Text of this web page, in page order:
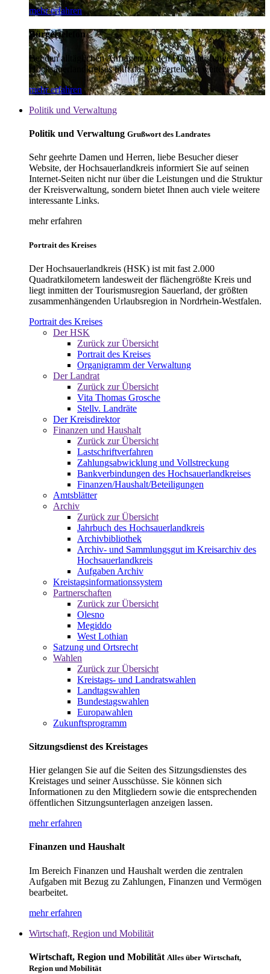
mehr erfahren
Bürgertelefon
Bei den alltäglichen Anfragen zu den Dienstleistungen des
Hochsauerlandkreises hilft das Bürgertelefon weiter.
mehr erfahren
Politik und Verwaltung
Politik und Verwaltung Grußwort des Landrates
Sehr geehrte Damen und Herren, liebe Besucher dieser
Website, der Hochsauerlandkreis informiert Sie auf seinen
Internet-Seiten nicht nur über die Leistungen und die Struktur
der Kreisverwaltung, sondern bietet Ihnen auch viele weitere
interessante Links.
mehr erfahren
Portrait des Kreises
Der Hochsauerlandkreis (HSK) ist mit fast 2.000
Quadratkilometern landesweit der flächengrößte Kreis und
liegt inmitten der Tourismusregion Sauerland, der größten
zusammenhängenden Urlaubsregion in Nordrhein-Westfalen.
Portrait des Kreises
Der HSK
Zurück zur Übersicht
Portrait des Kreises
Organigramm der Verwaltung
Der Landrat
Zurück zur Übersicht
Vita Thomas Grosche
Stellv. Landräte
Der Kreisdirektor
Finanzen und Haushalt
Zurück zur Übersicht
Lastschriftverfahren
Zahlungsabwicklung und Vollstreckung
Bankverbindungen des Hochsauerlandkreises
Finanzen/Haushalt/Beteiligungen
Amtsblätter
Archiv
Zurück zur Übersicht
Jahrbuch des Hochsauerlandkreis
Archivbibliothek
Archiv- und Sammlungsgut im Kreisarchiv des
Hochsauerlandkreis
Aufgaben Archiv
Kreistagsinformationssystem
Partnerschaften
Zurück zur Übersicht
Olesno
Megiddo
West Lothian
Satzung und Ortsrecht
Wahlen
Zurück zur Übersicht
Kreistags- und Landratswahlen
Landtagswahlen
Bundestagswahlen
Europawahlen
Zukunftsprogramm
Sitzungsdienst des Kreistages
Hier gelangen Sie auf die Seiten des Sitzungsdienstes des
Kreistages und seiner Ausschüsse. Sie können sich
Informationen zu den Mitgliedern sowie die entsprechenden
öffentlichen Sitzungsunterlagen anzeigen lassen.
mehr erfahren
Finanzen und Haushalt
Im Bereich Finanzen und Haushalt werden die zentralen
Aufgaben mit Bezug zu Zahlungen, Finanzen und Vermögen
bearbeitet.
mehr erfahren
Wirtschaft, Region und Mobilität
Wirtschaft, Region und Mobilität Alles über Wirtschaft,
Region und Mobilität